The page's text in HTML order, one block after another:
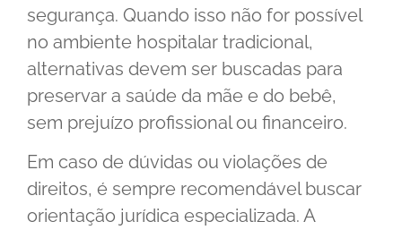
segurança. Quando isso não for possível
no ambiente hospitalar tradicional,
alternativas devem ser buscadas para
preservar a saúde da mãe e do bebê,
sem prejuízo profissional ou financeiro.
Em caso de dúvidas ou violações de
direitos, é sempre recomendável buscar
orientação jurídica especializada. A